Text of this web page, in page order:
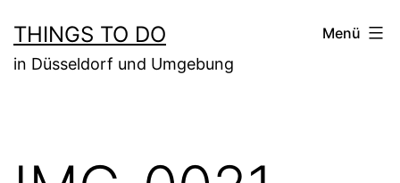
Inhalt
springen
THINGS TO DO
in Düsseldorf und Umgebung
Menü